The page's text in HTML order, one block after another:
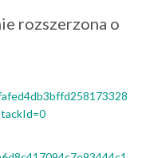
rozszerzona o